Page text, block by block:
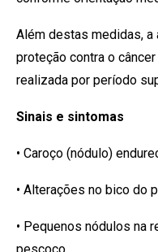
Além destas medidas, a
proteção contra o
realizada por período
Sinais e sintomas
• Caroço (nódulo)
• Alterações no bico do
• Pequenos nódulos na
pescoço